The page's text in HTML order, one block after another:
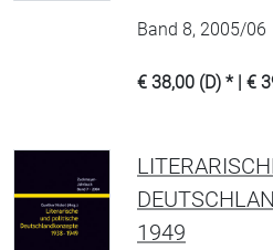
Band 8, 2005/06
€ 38,00 (D) * | €
1949